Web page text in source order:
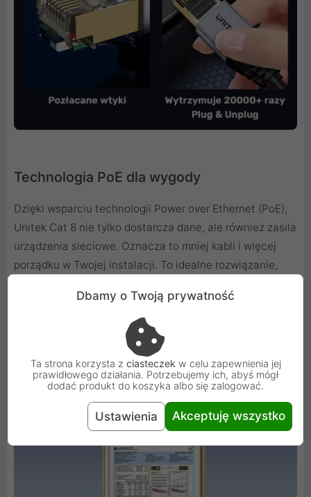
Technologia PoE dla wygody
Dzięki wsparciu technologii Power over Ethernet (PoE),
Unitek Cat 8 nie tylko dostarcza dane, ale również zasila
urządzenia sieciowe. Oznacza to mniej kabli i więcej
porządku w Twojej instalacji. To idealne rozwiązanie,
system sieciowy bez potrzeby instalacji dodatkowego
Dbamy o Twoją prywatność
Ta strona korzysta z ciasteczek w celu zapewnienia jej
prawidłowego działania. Potrzebujemy ich, abyś mógł
dodać produkt do koszyka albo się zalogować.
Ustawienia Akceptuję wszystko